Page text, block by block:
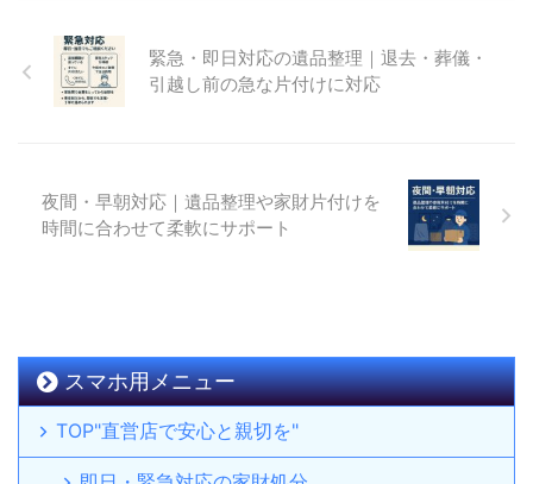
緊急・即日対応の遺品整理｜退去・葬儀・
引越し前の急な片付けに対応
夜間・早朝対応｜遺品整理や家財片付けを
時間に合わせて柔軟にサポート
スマホ用メニュー
TOP"直営店で安心と親切を"